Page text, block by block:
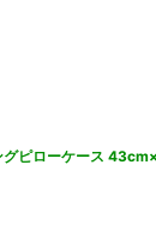
グピローケース